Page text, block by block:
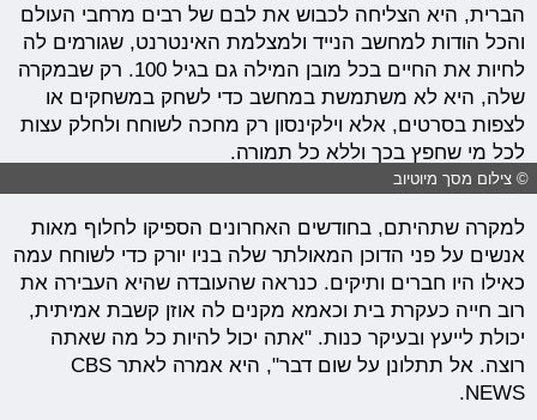
הברית, היא הצליחה לכבוש את לבם של רבים מרחבי העולם
והכל הודות למחשב הנייד ולמצלמת האינטרנט, שגורמים לה
לחיות את החיים בכל מובן המילה גם בגיל 100. רק שבמקרה
שלה, היא לא משתמשת במחשב כדי לשחק במשחקים או
לצפות בסרטים, אלא וילקינסון רק מחכה לשוחח ולחלק עצות
לכל מי שחפץ בכך וללא כל תמורה.
© צילום מסך מיוטיוב
למקרה שתהיתם, בחודשים האחרונים הספיקו לחלוף מאות
אנשים על פני הדוכן המאולתר שלה בניו יורק כדי לשוחח עמה
כאילו היו חברים ותיקים. כנראה שהעובדה שהיא העבירה את
רוב חייה כעקרת בית וכאמא מקנים לה אוזן קשבת אמיתית,
יכולת לייעץ ובעיקר כנות. "אתה יכול להיות כל מה שאתה
רוצה. אל תתלונן על שום דבר", היא אמרה לאתר CBS
NEWS.